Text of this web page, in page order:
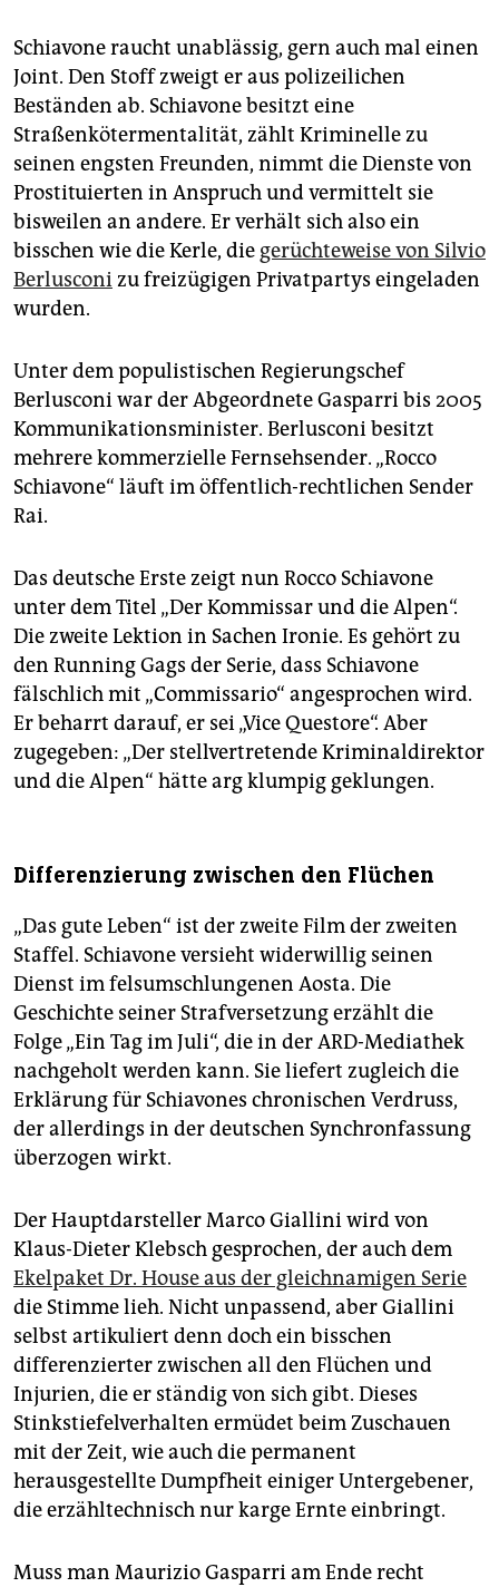
Schiavone raucht unablässig, gern auch mal einen
Joint. Den Stoff zweigt er aus polizeilichen
Beständen ab. Schiavone besitzt eine
Straßenkötermentalität, zählt Kriminelle zu
seinen engsten Freunden, nimmt die Dienste von
Prostituierten in Anspruch und vermittelt sie
bisweilen an andere. Er verhält sich also ein
bisschen wie die Kerle, die gerüchteweise von Silvio
Berlusconizu freizügigen Privatpartys eingeladen
wurden.
Unter dem populistischen Regierungschef
Berlusconi war der Abgeordnete Gasparri bis 2005
Kommunikationsminister. Berlusconi besitzt
mehrere kommerzielle Fernsehsender. „Rocco
Schiavone“ läuft im öffentlich-rechtlichen Sender
Rai.
Das deutsche Erste zeigt nun Rocco Schiavone
unter dem Titel „Der Kommissar und die Alpen“.
Die zweite Lektion in Sachen Ironie. Es gehört zu
den Running Gags der Serie, dass Schiavone
fälschlich mit „Commissario“ angesprochen wird.
Er beharrt darauf, er sei „Vice Questore“. Aber
zugegeben: „Der stellvertretende Kriminaldirektor
und die Alpen“ hätte arg klumpig geklungen.
Differenzierung zwischen den Flüchen
„Das gute Leben“ ist der zweite Film der zweiten
Staffel. Schiavone versieht widerwillig seinen
Dienst im felsumschlungenen Aosta. Die
Geschichte seiner Strafversetzung erzählt die
Folge „Ein Tag im Juli“, die in der ARD-Mediathek
nachgeholt werden kann. Sie liefert zugleich die
Erklärung für Schiavones chronischen Verdruss,
der allerdings in der deutschen Synchronfassung
überzogen wirkt.
Der Hauptdarsteller Marco Giallini wird von
Klaus-Dieter Klebsch gesprochen, der auch dem
Ekelpaket Dr. House aus der gleichnamigen Serie
die Stimme lieh. Nicht unpassend, aber Giallini
selbst artikuliert denn doch ein bisschen
differenzierter zwischen all den Flüchen und
Injurien, die er ständig von sich gibt. Dieses
Stinkstiefelverhalten ermüdet beim Zuschauen
mit der Zeit, wie auch die permanent
herausgestellte Dumpfheit einiger Untergebener,
die erzähltechnisch nur karge Ernte einbringt.
Muss man Maurizio Gasparri am Ende recht